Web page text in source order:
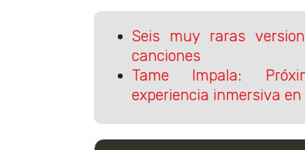
Seis muy raras
canciones
Tame Impala:
experiencia inmersiva